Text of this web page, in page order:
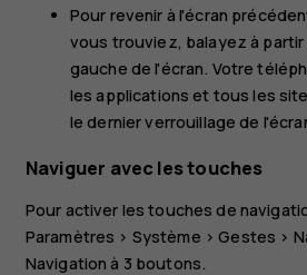
Pour revenir à l'écran
vous trouviez, balayez à
gauche de l'écran. Votre
les applications et tous les
le dernier verrouillage de
Naviguer avec les touches
Pour activer les touches de
Paramètres > Système >Gestes >
Navigation à 3 boutons.